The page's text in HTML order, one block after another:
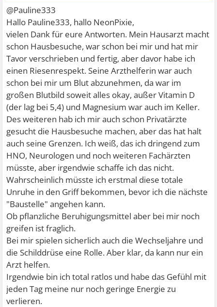
@Pauline333
Hallo Pauline333, hallo NeonPixie,
vielen Dank für eure Antworten. Mein Hausarzt macht
schon Hausbesuche, war schon bei mir und hat mir
Tavor verschrieben und fertig, aber davor habe ich
einen Riesenrespekt. Seine Arzthelferin war auch
schon bei mir um Blut abzunehmen, da war im
großen Blutbild soweit alles okay, außer Vitamin D
(der lag bei 5,4) und Magnesium war auch im Keller.
Des weiteren hab ich mir auch schon Privatärzte
gesucht die Hausbesuche machen, aber das hat halt
auch seine Grenzen. Ich weiß, das ich dringend zum
HNO, Neurologen und noch weiteren Fachärzten
müsste, aber irgendwie schaffe ich das nicht.
Wahrscheinlich müsste ich erstmal diese totale
Unruhe in den Griff bekommen, bevor ich die nächste
"Baustelle" angehen kann.
Ob pflanzliche Beruhigungsmittel aber bei mir noch
greifen ist fraglich.
Bei mir spielen sicherlich auch die Wechseljahre und
die Schilddrüse eine Rolle. Aber klar, da kann nur ein
Arzt helfen.
Irgendwie bin ich total ratlos und habe das Gefühl mit
jeden Tag meine nur noch geringe Energie zu
verlieren.